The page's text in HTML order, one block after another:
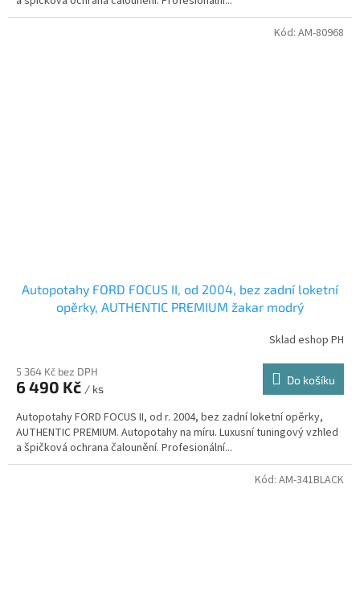
Autopotahy FORD FOCUS II, od 2004, bez zadní loketní
opěrky, AUTHENTIC PREMIUM žakar modrý
Sklad eshop PH
5 364 Kč bez DPH
6 490 Kč / ks
Do košíku
Autopotahy FORD FOCUS II, od r. 2004, bez zadní loketní opěrky,
AUTHENTIC PREMIUM. Autopotahy na míru. Luxusní tuningový vzhled
a špičková ochrana čalounění. Profesionální...
Kód: AM-80968
Kód: AM-341BLACK